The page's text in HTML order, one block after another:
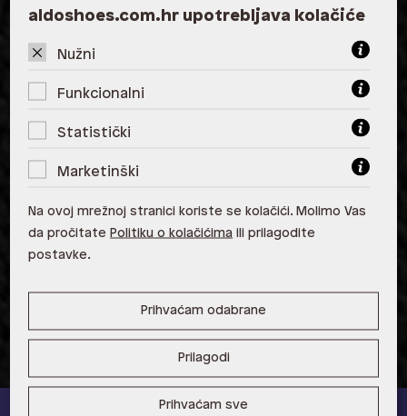
Zagreb
ALDO, City Center One West
ALDO, Tower Centar 51000 Rijeka
aldoshoes.com.hr upotrebljava kolačiće
Nužni
Funkcionalni
Statistički
Marketinški
Na ovoj mrežnoj stranici koriste se kolačići. Molimo Vas
da pročitate Politiku o kolačićima ili prilagodite
postavke.
Prihvaćam odabrane
Prilagodi
Prihvaćam sve